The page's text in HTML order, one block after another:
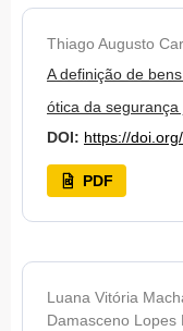
Thiago Augusto
A definição de
ótica da
DOI: https://
PDF
Luana Vitória
Damasceno Lopes